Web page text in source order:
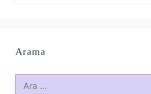
Arama
için